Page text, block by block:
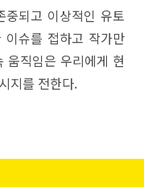
되고 이상적인 유토
이슈를 접하고 작가만
움직임은 우리에게 현
지를 전한다.